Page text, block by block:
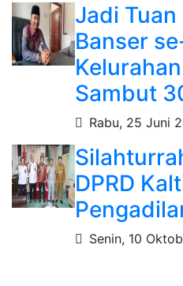
Jadi Tuan
Banser
Sambut
Rabu, 25 Juni
DPRD
Senin, 10